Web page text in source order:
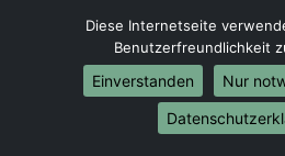
Umzug von Stuttgart nach
Umzüge-
Umzug von Stuttgart nach
Diese Internetseite
Benutzerfreundlichkeit
Einverstanden
Nur